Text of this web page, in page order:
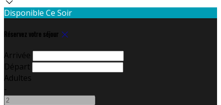
Disponible Ce Soir
Réservez votre séjour
Arrivée
Départ
Adultes
-